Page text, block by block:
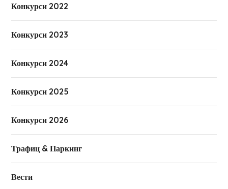
Конкурси 2022
Конкурси 2023
Конкурси 2024
Конкурси 2025
Конкурси 2026
Трафиц & Паркинг
Вести